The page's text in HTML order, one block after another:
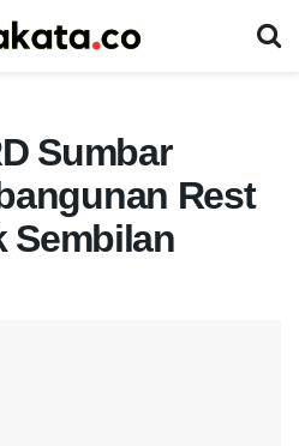
Sumbar
Rest
Sembilan